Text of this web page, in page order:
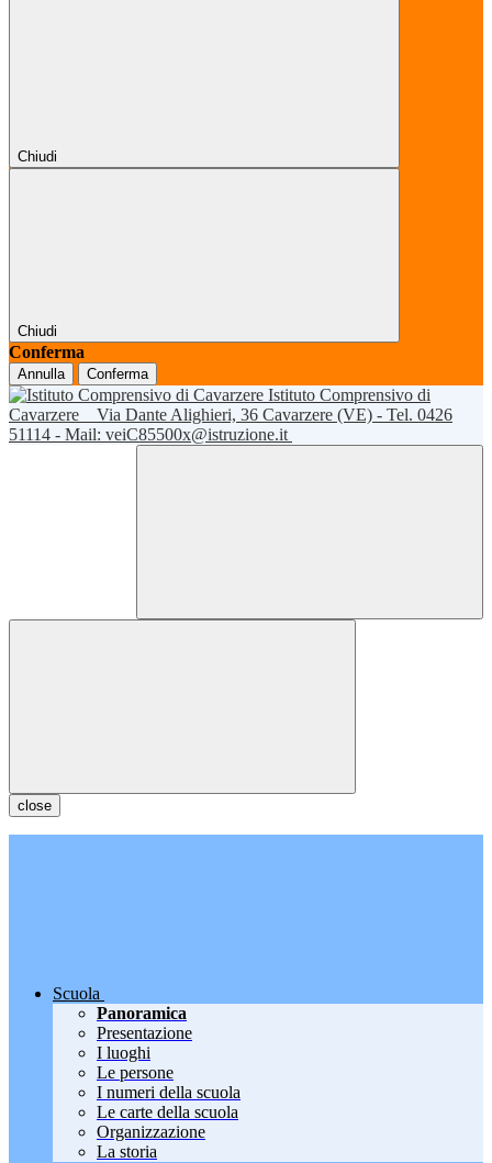
Chiudi
Chiudi
Conferma
Annulla Conferma
Istituto Comprensivo di
Cavarzere
Via Dante Alighieri, 36 Cavarzere (VE) - Tel. 0426
51114 - Mail: veiC85500x@istruzione.it
close
Scuola
Panoramica
Presentazione
I luoghi
Le persone
I numeri della scuola
Le carte della scuola
Organizzazione
La storia